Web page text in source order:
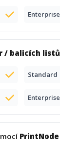
Enterprise
/ balicích listů
Standard
Enterprise
PrintNode